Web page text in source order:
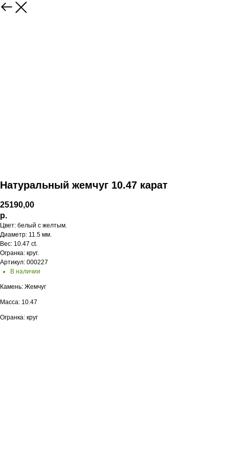
Натуральный жемчуг 10.47 карат
25190,00
р.
Цвет: белый с желтым.
Диаметр: 11.5 мм.
Вес: 10.47 ct.
Огранка: круг.
Артикул: 000227
В наличии
Камень: Жемчуг
Масса: 10.47
Огранка: круг